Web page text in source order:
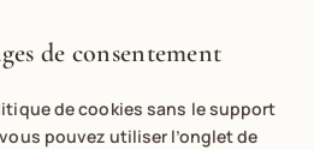
de consentement
de cookies sans le support
pouvez utiliser l’onglet de